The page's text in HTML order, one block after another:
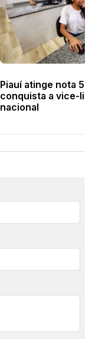
Piauí atinge nota
conquista a vice-
nacional